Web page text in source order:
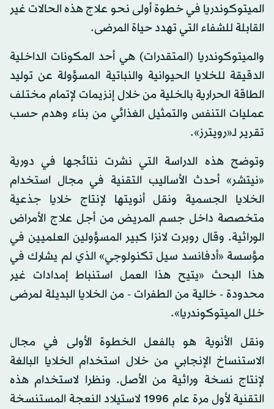
الميتوكوندريا في خطوة أولى نحو علاج هذه الحالات غير
القابلة للشفاء التي تهدد حياة المرضى.
والميتوكوندريا (المتقدرات) هي أحد المكونات الداخلية
الدقيقة للخلايا الحيوانية والنباتية المسؤولة عن توليد
الطاقة الحرارية بالخلية من خلال إنزيمات لإتمام مختلف
عمليات التنفس والتمثيل الغذائي من بناء وهدم حسب
تقرير لـ«رويترز».
وتوضح هذه الدراسة التي نشرت نتائجها في دورية
«نيتشر» أحدث الأساليب التقنية في مجال استخدام
الخلايا الجسمية ونقل أنويتها لإنتاج خلايا جذعية
متخصصة داخل جسم المريض من أجل علاج الأمراض
الوراثية. وقال روبرت لانزا كبير المسؤولين العلميين في
مؤسسة «أدفانسد سيل تكنولوجي» الذي لم يشارك في
هذا البحث «يتيح هذا العمل استنباط إمدادات غير
محدودة - خالية من الطفرات - من الخلايا البديلة لمرضى
خلل الميتوكوندريا».
ونقل الأنوية هو بالفعل الخطوة الأولى في مجال
الاستنساخ الإنجابي من خلال استخدام الخلايا البالغة
لإنتاج نسخة وراثية من الأصل. ونظرا لاستخدام هذه
التقنية لأول مرة عام 1996 لاستيلاد النعجة المستنسخة